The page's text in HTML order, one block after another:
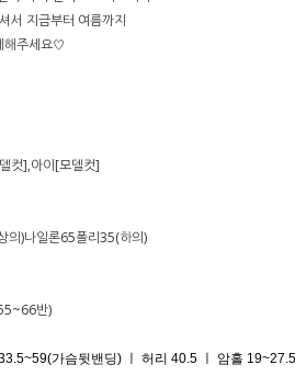
서 지금부터 여름까지
해주세요♡
컷],아이[모델컷]
의)나일론65폴리35(하의)
반)
가슴뒷밴딩) ㅣ 허리 40.5 ㅣ 암홀